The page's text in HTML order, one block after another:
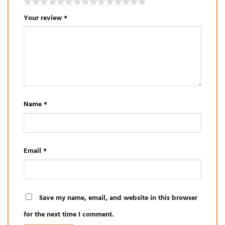
Your review*
Name*
Email *
Save my name, email, and website in this browser
for the next time I comment.